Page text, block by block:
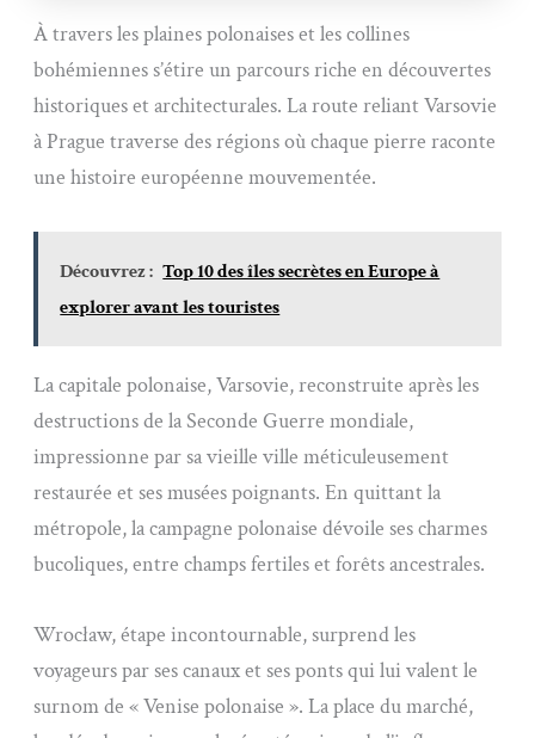
À travers les plaines polonaises et les collines
bohémiennes s’étire un parcours riche en découvertes
historiques et architecturales. La route reliant Varsovie
à Prague traverse des régions où chaque pierre raconte
une histoire européenne mouvementée.
Découvrez : Top 10 des îles secrètes en Europe à
explorer avant les touristes
La capitale polonaise, Varsovie, reconstruite après les
destructions de la Seconde Guerre mondiale,
impressionne par sa vieille ville méticuleusement
restaurée et ses musées poignants. En quittant la
métropole, la campagne polonaise dévoile ses charmes
bucoliques, entre champs fertiles et forêts ancestrales.
Wrocław, étape incontournable, surprend les
voyageurs par ses canaux et ses ponts qui lui valent le
surnom de « Venise polonaise ». La place du marché,